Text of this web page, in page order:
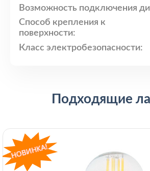
Возможность подключения
Способ крепления к
поверхности:
Класс электробезопасности:
Подходящие